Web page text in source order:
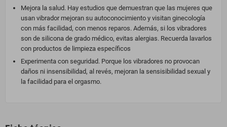
Mejora la salud. Hay estudios que demuestran que las mujeres que
usan vibrador mejoran su autoconocimiento y visitan ginecología
con más facilidad, con menos reparos. Además, si los vibradores
son de silicona de grado médico, evitas alergias. Recuerda lavarlos
con productos de limpieza específicos
Experimenta con seguridad. Porque los vibradores no provocan
daños ni insensibilidad, al revés, mejoran la sensisibilidad sexual y
la facilidad para el orgasmo.